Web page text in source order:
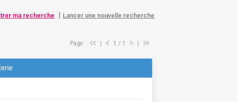
ma recherche | Lancer une nouvelle recherche
Page : 1 / 1